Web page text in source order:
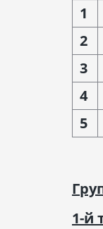
1
2
3
4
5
1-й